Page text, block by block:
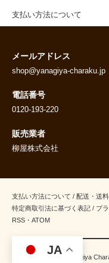
JA
支払い方法について
メールアドレス
shop@yanagiya-charaku.jp
電話番号
0120-193-220
販売業者
柳屋株式会社
支払い方法について / 配送・送
特定商取引法に基づく表記 / プ
RSS ・ ATOM
Copyright(C)2018 Yanagiya